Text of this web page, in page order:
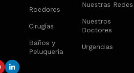
Roedores
Cirugías
Baños y
Peluquería
Nuestras Redes
Nuestros
Doctores
Urgencias